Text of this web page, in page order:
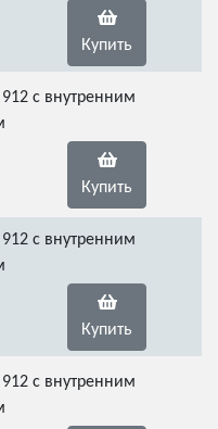
Купить
с внутренним
Купить
с внутренним
Купить
с внутренним